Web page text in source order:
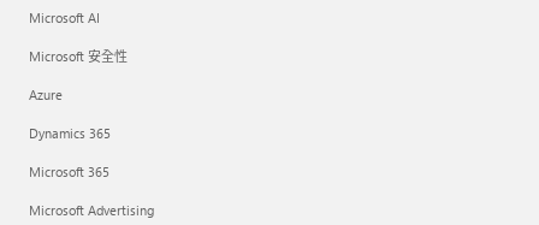
Microsoft AI
Microsoft 安全性
Azure
Dynamics 365
Microsoft 365
Microsoft Advertising